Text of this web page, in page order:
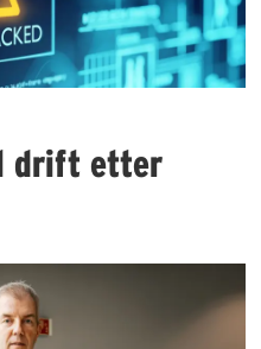
drift etter